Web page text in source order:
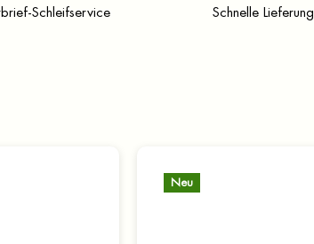
Schleifservice Schnelle Lieferung
Neu